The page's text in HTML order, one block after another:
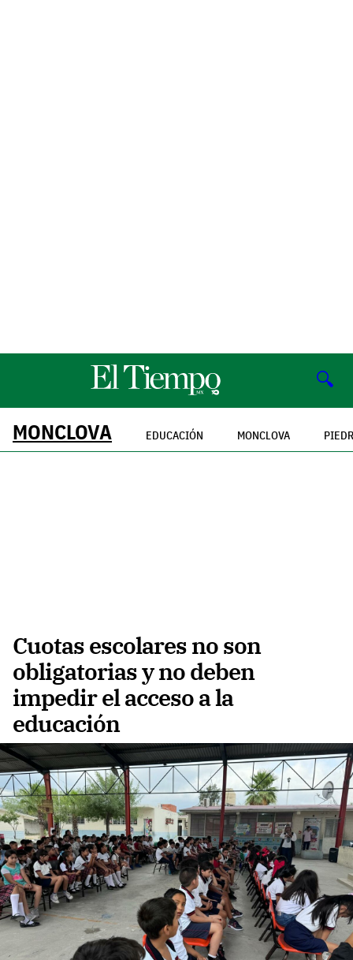
🔍
MONCLOVA EDUCACIÓN MONCLOVA
Cuotas escolares no son
obligatorias y no deben
impedir el acceso a la
educación